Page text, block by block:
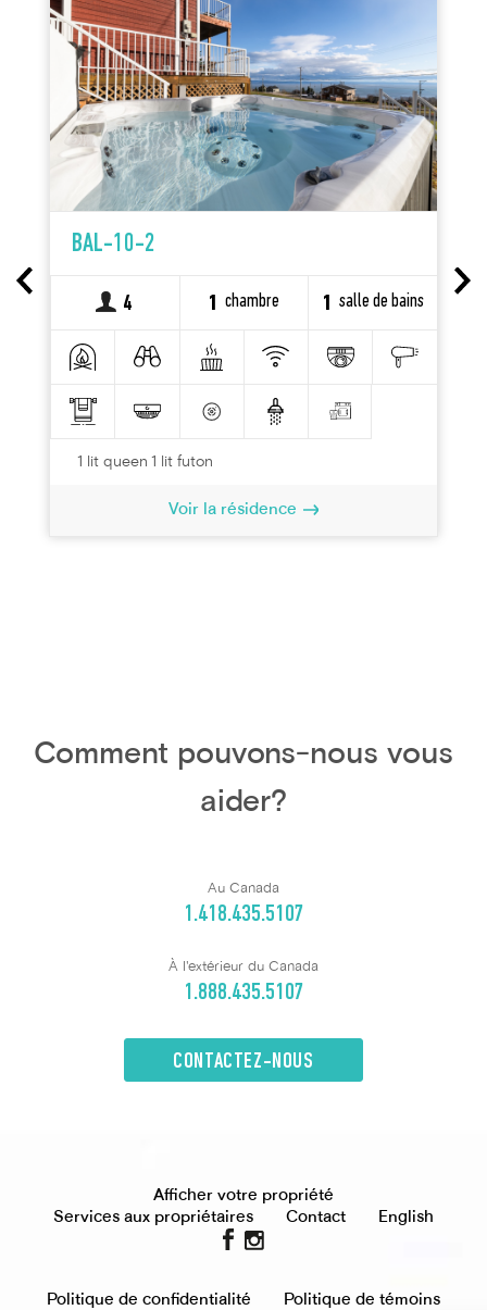
BAL-10-2
4 1 chambre 1 salle de bains
1 lit queen 1 lit futon
Voir la résidence
Comment pouvons-nous vous
aider?
Au Canada
1.418.435.5107
À l'extérieur du Canada
1.888.435.5107
CONTACTEZ-NOUS
Afficher votre propriété
Services aux propriétaires
Contact English
Politique de confidentialité Politique de témoins